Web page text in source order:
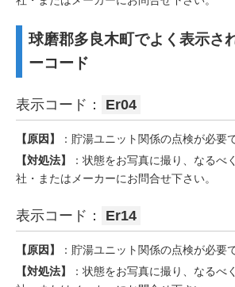
球磨郡多良木町でよく表示さ
ーコード
表示コード： Er04
【原因】
：貯湯ユニット関係の点検が必要
【対処法】
：状態をお写真に撮り、なるべ
社・またはメーカーにお問合せ下さい。
表示コード： Er14
【原因】
：貯湯ユニット関係の点検が必要
【対処法】
：状態をお写真に撮り、なるべ